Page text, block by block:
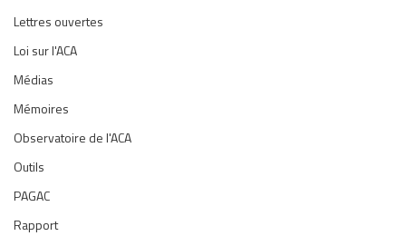
Lettres ouvertes
Loi sur l'ACA
Médias
Mémoires
Observatoire de l'ACA
Outils
PAGAC
Rapport